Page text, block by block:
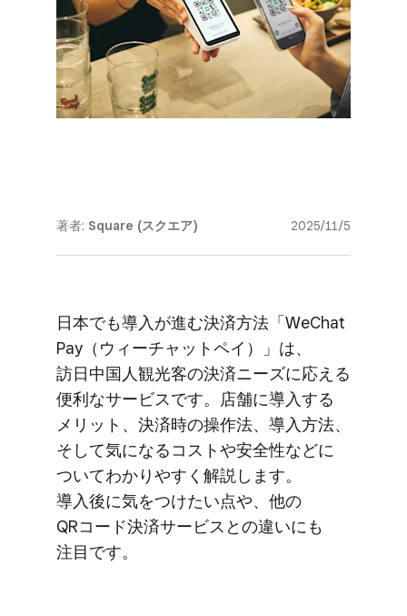
著者: Square (スクエア) 2025/11/5
日本でも​導入が​進む決済方​法​「WeChat
Pay​（ウィーチャットペイ）」は、​
訪日中国人観光客の​決済ニーズに​応える​
便利な​サービスです。​店舗に​導入する​
メリット、​決済時の​操作法、​導入方​法、​
そして​気に​なる​コストや​安全性などに​
ついて​わかりやすく​解説します。​
導入後に​気を​つけたい​点や、​他の​
QRコード決済サービスとの​違いにも​
注目です。